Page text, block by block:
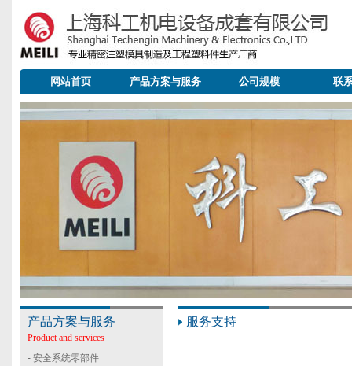
网站首页 产品方案与服务 公司规模 联
产品方案与服务
Product and services
- 安全系统零部件
服务支持